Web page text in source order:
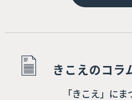
きこえのコラ
「きこえ」にま